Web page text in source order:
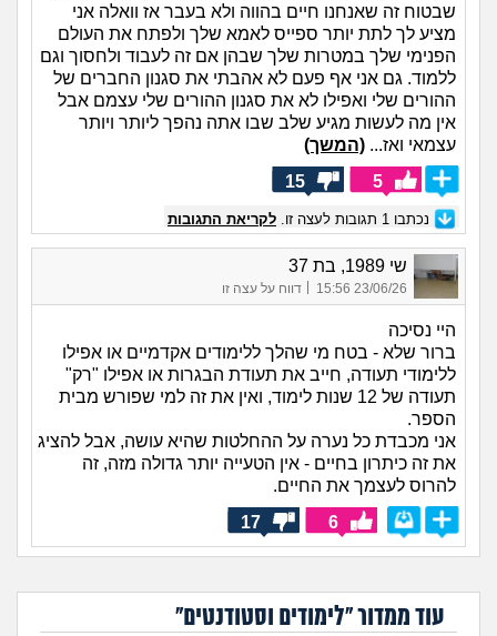
שבטוח זה שאנחנו חיים בהווה ולא בעבר אז וואלה אני
מציע לך לתת יותר ספייס לאמא שלך ולפתח את העולם
הפנימי שלך במטרות שלך שבהן אם זה לעבוד ולחסוך וגם
ללמוד. גם אני אף פעם לא אהבתי את סגנון החברים של
ההורים שלי ואפילו לא את סגנון ההורים שלי עצמם אבל
אין מה לעשות מגיע שלב שבו אתה נהפך ליותר ויותר
עצמאי ואז... (המשך)
5
15
נכתבו 1 תגובות לעצה זו. לקריאת התגובות
שי 1989, בת 37
23/06/26 15:56 דווח על עצה זו
היי נסיכה
ברור שלא - בטח מי שהלך ללימודים אקדמיים או אפילו
ללימודי תעודה, חייב את תעודת הבגרות או אפילו "רק"
תעודה של 12 שנות לימוד, ואין את זה למי שפורש מבית
הספר.
אני מכבדת כל נערה על ההחלטות שהיא עושה, אבל להציג
את זה כיתרון בחיים - אין הטעייה יותר גדולה מזה, זה
להרוס לעצמך את החיים.
6
17
עוד ממדור "לימודים וסטודנטים"